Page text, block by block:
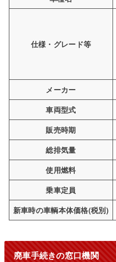
仕様・グレード等
メーカー
車両型式
販売時期
総排気量
使用燃料
乗車定員
新車時の車輌本体価格(税別)
廃車手続きの窓口機関